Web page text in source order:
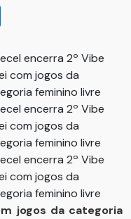
jogos da categoria